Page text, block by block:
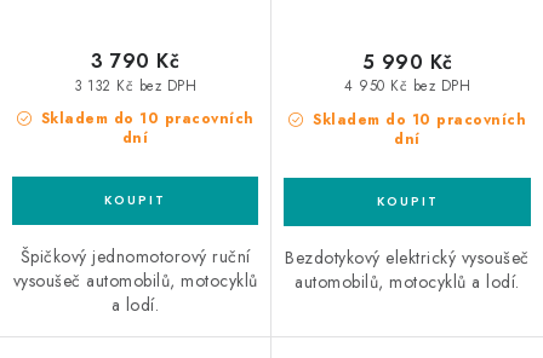
Skladem do 10 pracovních
dní
3 132 Kč bez DPH
3 790 Kč
Špičkový jednomotorový ruční
vysoušeč automobilů, motocyklů
a lodí.
Skladem do 10 pracovních
dní
4 950 Kč bez DPH
5 990 Kč
Bezdotykový elektrický vysoušeč
automobilů, motocyklů a lodí.